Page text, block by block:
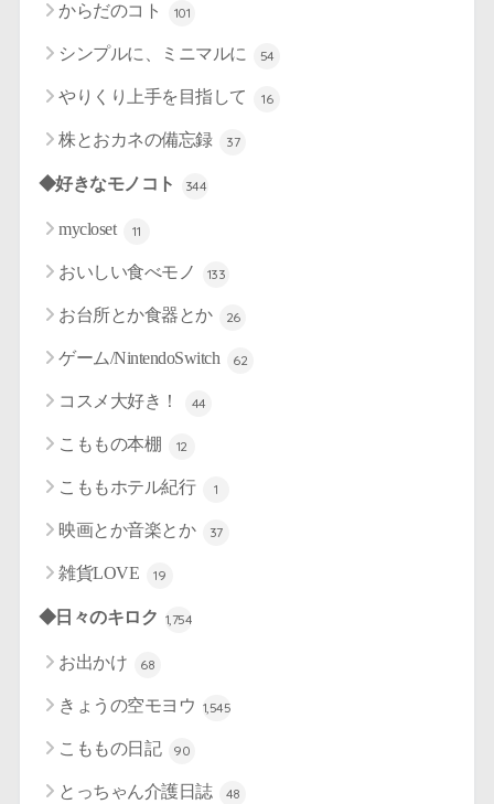
からだのコト 101
シンプルに、ミニマルに 54
やりくり上手を目指して 16
株とおカネの備忘録 37
◆好きなモノコト 344
mycloset 11
おいしい食べモノ 133
お台所とか食器とか 26
ゲーム/NintendoSwitch 62
コスメ大好き！ 44
こももの本棚 12
こももホテル紀行 1
映画とか音楽とか 37
雑貨LOVE 19
◆日々のキロク 1,754
お出かけ 68
きょうの空モヨウ 1,545
こももの日記 90
とっちゃん介護日誌 48